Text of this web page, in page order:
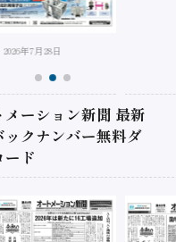
2026年7月28日
メーション新聞 最新
ックナンバー無料ダ
ード